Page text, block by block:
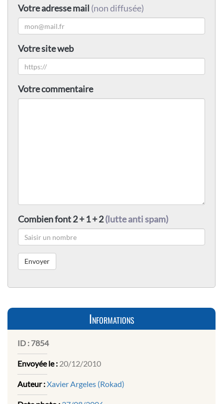
Votre adresse mail (non diffusée)
Votre site web
Votre commentaire
Combien font 2 + 1 + 2(lutte anti spam)
Informations
ID : 7854
Envoyée le : 20/12/2010
Auteur :Xavier Argeles (Rokad)